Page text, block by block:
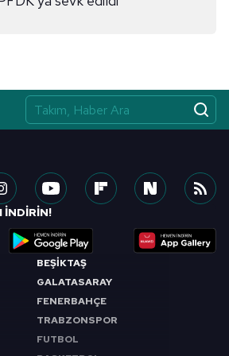
BEŞİKTAŞ
GALATASARAY
FENERBAHÇE
TRABZONSPOR
FUTBOL
İNDİRİN!